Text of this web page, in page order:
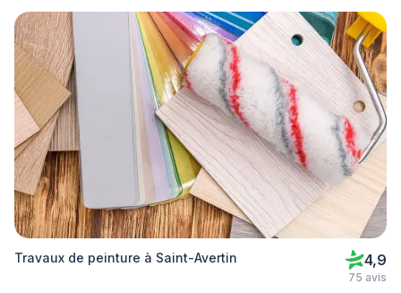
Travaux de peinture à Saint-Avertin 4,9
75 avis